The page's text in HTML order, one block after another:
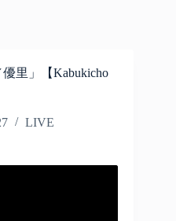
里」【Kabukicho
LIVE